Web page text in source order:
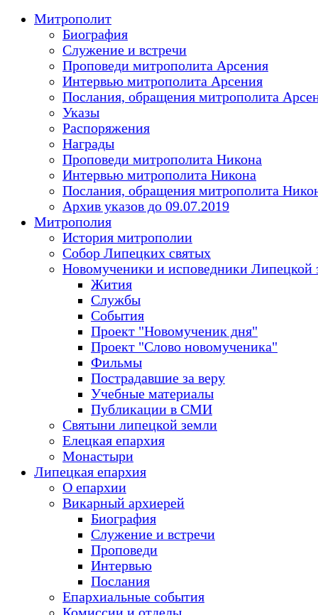
Митрополит
Биография
Служение и встречи
Проповеди митрополита Арсения
Интервью митрополита Арсения
Послания, обращения митрополита
Указы
Распоряжения
Награды
Проповеди митрополита Никона
Интервью митрополита Никона
Послания, обращения митрополита
Архив указов до 09.07.2019
Митрополия
История митрополии
Собор Липецких святых
Новомученики и исповедники Липецкой
Жития
Службы
События
Проект "Новомученик дня"
Проект "Слово новомученика"
Фильмы
Пострадавшие за веру
Учебные материалы
Публикации в СМИ
Святыни липецкой земли
Елецкая епархия
Монастыри
Липецкая епархия
О епархии
Викарный архиерей
Биография
Служение и встречи
Проповеди
Интервью
Послания
Епархиальные события